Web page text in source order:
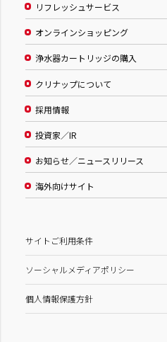
リフレッシュサービス
オンラインショッピング
浄水器カートリッジの購入
クリナップについて
採用情報
投資家／IR
お知らせ／ニュースリリース
海外向けサイト
サイトご利用条件
ソーシャルメディアポリシー
個人情報保護方針